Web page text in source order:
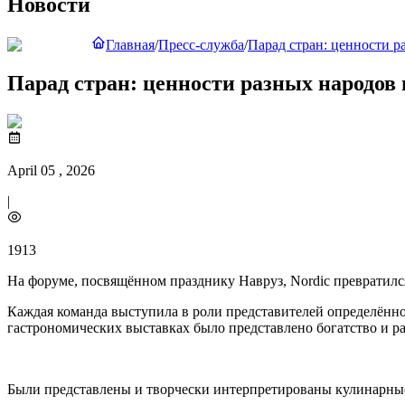
Новости
Главная/Пресс-служба/Парад стран: ценности
Парад стран: ценности разных народов
April 05 , 2026
|
1913
На форуме, посвящённом празднику Навруз, Nordic
Каждая команда выступила в роли представителей
гастрономических выставках было представлено богатство и
Были представлены и творчески интерпретированы